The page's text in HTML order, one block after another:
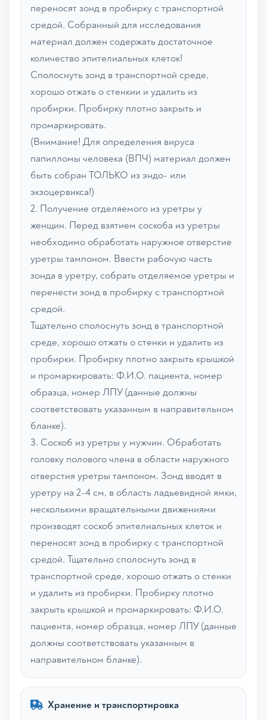
переносят зонд в пробирку с транспортной
средой. Собранный для исследования
материал должен содержать достаточное
количество эпителиальных клеток!
Сполоснуть зонд в транспортной среде,
хорошо отжать о стенкии и удалить из
пробирки. Пробирку плотно закрыть и
промаркировать.
(Внимание! Для определения вируса
папилломы человека (ВПЧ) материал должен
быть собран ТОЛЬКО из эндо- или
экзоцервикса!)
2. Получение отделяемого из уретры у
женщин. Перед взятием соскоба из уретры
необходимо обработать наружное отверстие
уретры тампоном. Ввести рабочую часть
зонда в уретру, собрать отделяемое уретры и
перенести зонд в пробирку с транспортной
средой.
Тщательно сполоснуть зонд в транспортной
среде, хорошо отжать о стенки и удалить из
пробирки. Пробирку плотно закрыть крышкой
и промаркировать: Ф.И.О. пациента, номер
образца, номер ЛПУ (данные должны
соответствовать указанным в направительном
бланке).
3. Соскоб из уретры у мужчин. Обработать
головку полового члена в области наружного
отверстия уретры тампоном. Зонд вводят в
уретру на 2-4 см, в область ладьевидной ямки,
несколькими вращательными движениями
производят соскоб эпителиальных клеток и
переносят зонд в пробирку с транспортной
средой. Тщательно сполоснуть зонд в
транспортной среде, хорошо отжать о стенки
и удалить из пробирки. Пробирку плотно
закрыть крышкой и промаркировать: Ф.И.О.
пациента, номер образца, номер ЛПУ (данные
должны соответствовать указанным в
направительном бланке).
Хранение и транспортировка